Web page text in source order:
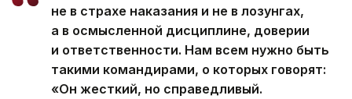
не в страхе наказания и не в лозунгах,
а в осмысленной дисциплине, доверии
и ответственности. Нам всем нужно быть
такими командирами, о которых говорят:
«Он жесткий, но справедливый.